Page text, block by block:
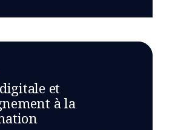
et
à la